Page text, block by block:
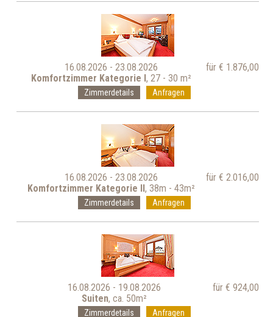
16.08.2026 - 23.08.2026
für € 1.876,00
Komfortzimmer Kategorie I, 27 - 30 m²
Zimmerdetails Anfragen
16.08.2026 - 23.08.2026
für € 2.016,00
Komfortzimmer Kategorie II, 38m - 43m²
Zimmerdetails Anfragen
16.08.2026 - 19.08.2026
für € 924,00
Suiten, ca. 50m²
Zimmerdetails Anfragen